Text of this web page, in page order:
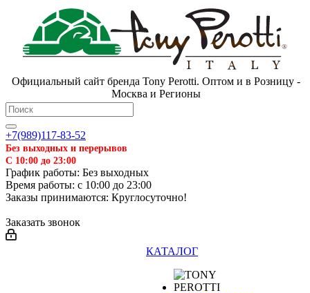
Официальный сайт бренда Tony Perotti. Оптом и в Розницу -
Москва и Регионы
+7(989)117-83-52
Без выходных и перерывов
С 10:00 до 23:00
График работы: Без выходных
Время работы: с 10:00 до 23:00
Заказы принимаются: Круглосуточно!
Заказать звонок
КАТАЛОГ